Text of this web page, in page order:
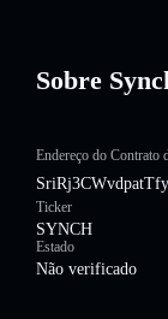
Sobre
Endereço do Contrato
Ticker
SYNCH
Estado
Não verificado